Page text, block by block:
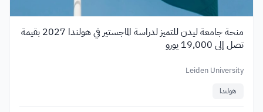
منحة جامعة ليدن للتميز لدراسة الماجستير في هولندا 2027 بقيمة
تصل إلى 19,000 يورو
Leiden University
هولندا